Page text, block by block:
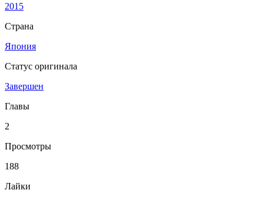
2015
Страна
Япония
Статус оригинала
Завершен
Главы
2
Просмотры
188
Лайки